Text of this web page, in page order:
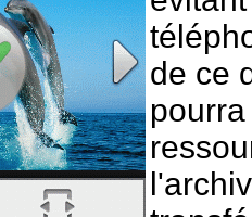
de ce